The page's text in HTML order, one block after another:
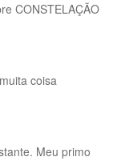
CONSTELAÇÃO
coisa
Meu primo